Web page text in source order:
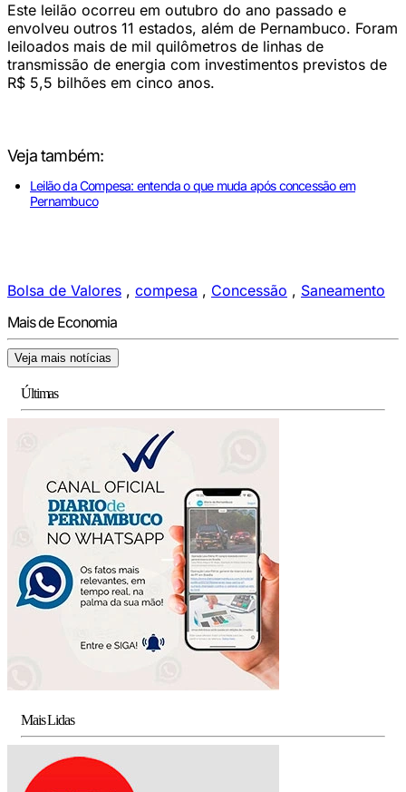
Este leilão ocorreu em outubro do ano passado e
envolveu outros 11 estados, além de Pernambuco. Foram
leiloados mais de mil quilômetros de linhas de
transmissão de energia com investimentos previstos de
R$ 5,5 bilhões em cinco anos.
Veja também:
Leilão da Compesa: entenda o que muda após concessão em
Pernambuco
Bolsa de Valores , compesa , Concessão , Saneamento
Mais de Economia
Veja mais notícias
Últimas
Mais Lidas